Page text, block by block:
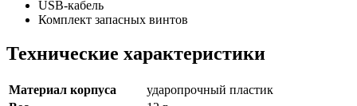
USB-кабель
Комплект запасных винтов
Технические характеристики
Материал корпуса
ударопрочный пластик